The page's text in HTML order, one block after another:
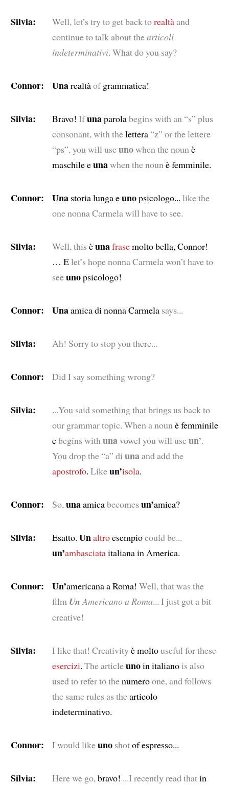
Silvia: Well, let’s try to get back torealtàand
continue to talk about thearticoli
indeterminativi. What do you say?
Connor: Unarealtàofgrammatica!
Silvia: Bravo! Ifunaparolabegins with an “s” plus
consonant, with thelettera “z” or the lettere
“ps”, you will useunowhen the nounè
maschile eunawhen the nounè femminile.
Connor: Unastoria lunga eunopsicologo... like the
one nonna Carmela will have to see.
Silvia: Well, this èunafrasemolto bella, Connor!
… Elet’s hope nonna Carmela won’t have to
seeunopsicologo!
Connor: Unaamica di nonna Carmela says...
Silvia: Ah! Sorry to stop you there...
Connor: Did I say something wrong?
Silvia:
...You said something that brings us back to
our grammar topic. When a nounè femminile
ebegins withunavowel you will useun’.
You drop the “a” di unaand add the
apostrofo. Likeun’isola.
Connor: So,unaamicabecomes un’amica?
Silvia: Esatto. Unaltroesempiocould be...
un’ambasciataitaliana in America.
Connor: Un’americana a Roma! Well, that was the
film UnAmericano a Roma... I just got a bit
creative!
Silvia: I like that! Creativityè moltouseful for these
esercizi. The articleunoin italianois also
used to refer to thenumeroone, and follows
the same rules as thearticolo
indeterminativo.
Connor: I would likeuno shotof espresso...
Silvia: Here we go,bravo! ...I recently read thatin